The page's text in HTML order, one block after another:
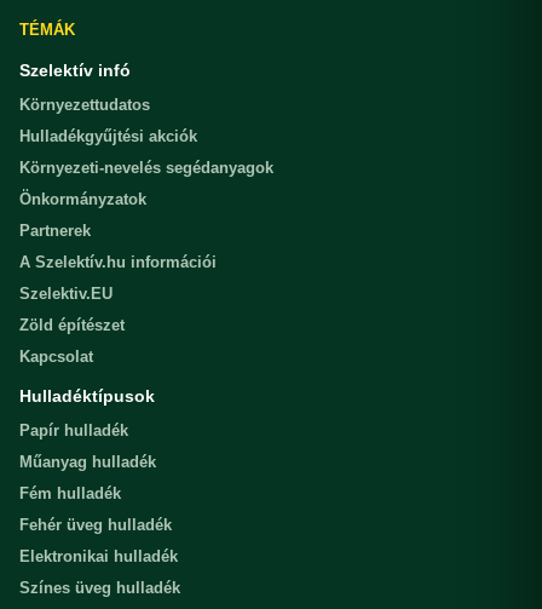
TÉMÁK
Szelektív infó
Környezettudatos
Hulladékgyűjtési akciók
Környezeti-nevelés segédanyagok
Önkormányzatok
Partnerek
A Szelektív.hu információi
Szelektiv.EU
Zöld építészet
Kapcsolat
Hulladéktípusok
Papír hulladék
Műanyag hulladék
Fém hulladék
Fehér üveg hulladék
Elektronikai hulladék
Színes üveg hulladék